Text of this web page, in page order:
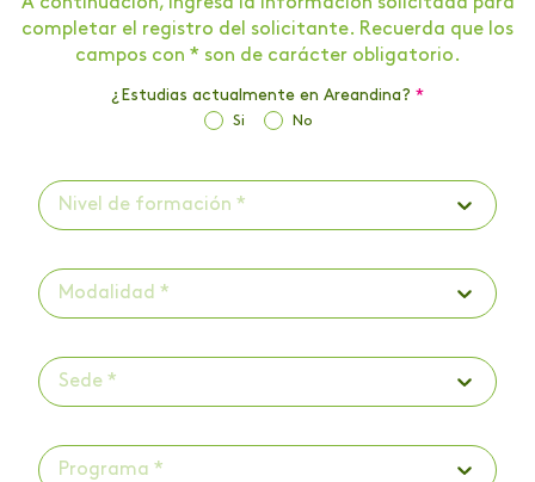
completar el registro del solicitante. Recuerda que los
campos con * son de carácter obligatorio.
¿Estudias actualmente en Areandina? *
Si No
Nivel de formación *
Modalidad *
Sede *
Programa *